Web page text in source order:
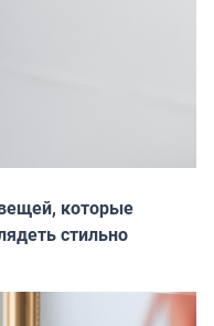
которые
стильно